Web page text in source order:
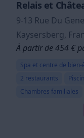
Relais et
9-13 Rue Du
Kaysersberg,
À partir de 454 €
Spa et centre de bien-
2 restaurants
Chambres familiales